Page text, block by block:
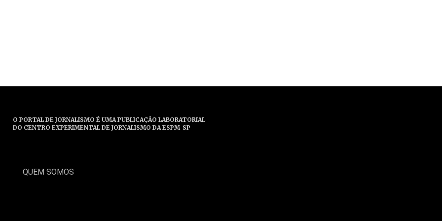
O PORTAL DE JORNALISMO É UMA PUBLICAÇÃO LABORATORIAL
DO CENTRO EXPERIMENTAL DE JORNALISMO DA ESPM-SP
QUEM SOMOS